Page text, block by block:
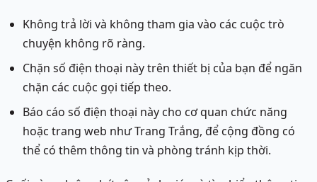
Không trả lời và không tham gia vào các cuộc trò
chuyện không rõ ràng.
Chặn số điện thoại này trên thiết bị của bạn để ngăn
chặn các cuộc gọi tiếp theo.
Báo cáo số điện thoại này cho cơ quan chức năng
hoặc trang web như Trang Trắng, để cộng đồng có
thể có thêm thông tin và phòng tránh kịp thời.